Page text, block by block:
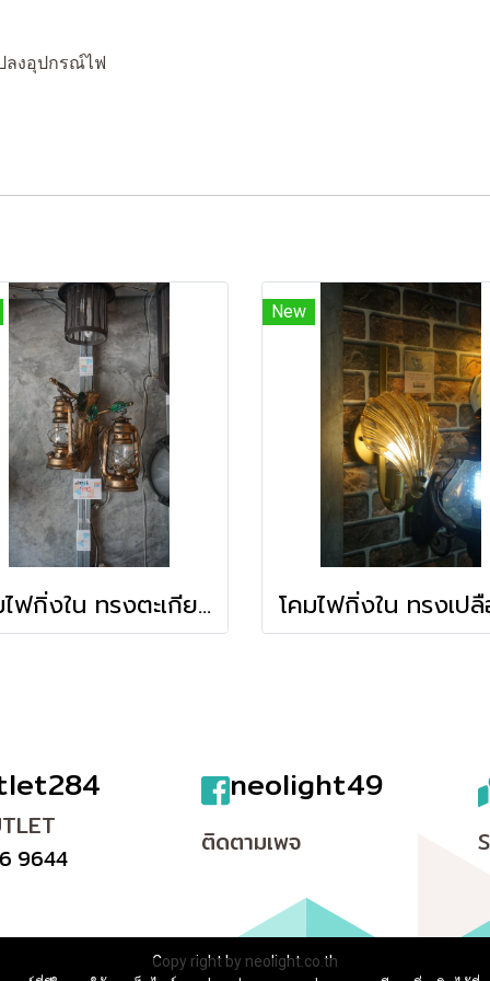
ลงอุปกรณ์ไฟ
โคมไฟกิ่งใน ทรงตะเกียงคู่ รุ่น 6271/2
New
neolight49
9644 ติดตามเพจ
Copy right by neolight.co.th